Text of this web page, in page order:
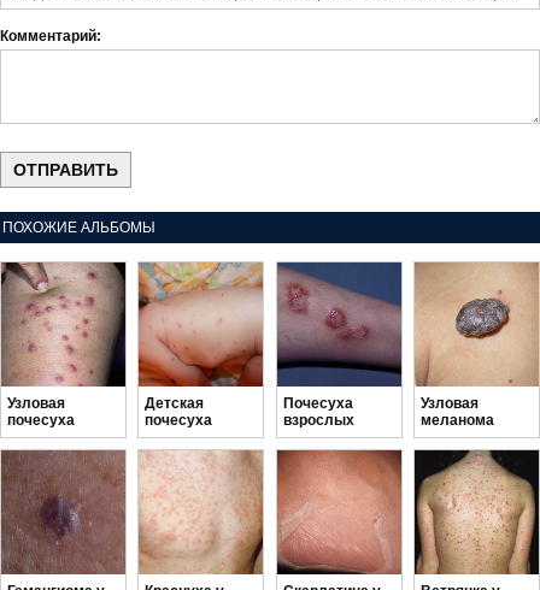
Комментарий
ПОХОЖИЕ АЛЬБОМЫ
Узловая
почесуха
Гайда
Детская
почесуха
Почесуха
взрослых
Узловая
меланома